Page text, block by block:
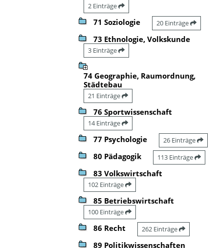
2 Einträge
71 Soziologie 20 Einträge
73 Ethnologie, Volkskunde
3 Einträge
74 Geographie, Raumordnung,
Städtebau
21 Einträge
76 Sportwissenschaft
14 Einträge
77 Psychologie 26 Einträge
80 Pädagogik 113 Einträge
83 Volkswirtschaft
102 Einträge
85 Betriebswirtschaft
100 Einträge
86 Recht 262 Einträge
89 Politikwissenschaften